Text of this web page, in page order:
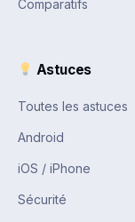
Comparatifs
Astuces
Toutes les astuces
Android
iOS / iPhone
Sécurité